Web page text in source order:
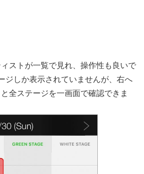
ストが一覧で見れ、操作性も良いで
ジしか表示されていませんが、右へ
全ステージを一画面で確認できま